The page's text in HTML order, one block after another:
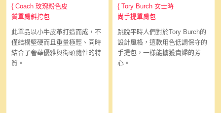
{Coach 玫瑰粉色皮
質單肩斜挎包
此單品以小牛皮革打造而成，不
僅結構堅硬而且重量極輕、同時
結合了奢華優雅與街頭隨性的特
質。
{Tory Burch 女士時
尚手提單肩包
跳脫平時人們對於Tory Burch的
設計風格，這款用色低調保守的
手提包，一樣能擄獲貴婦的芳
心。